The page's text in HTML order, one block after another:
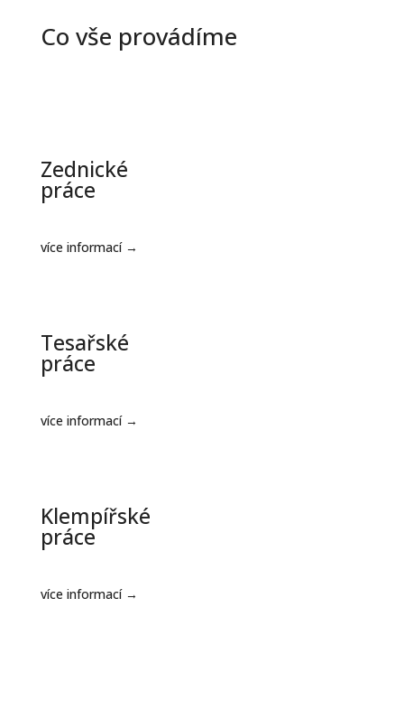
Co vše provádíme
Zednické
práce
více informací →
Tesařské
práce
více informací →
Klempířské
práce
více informací →